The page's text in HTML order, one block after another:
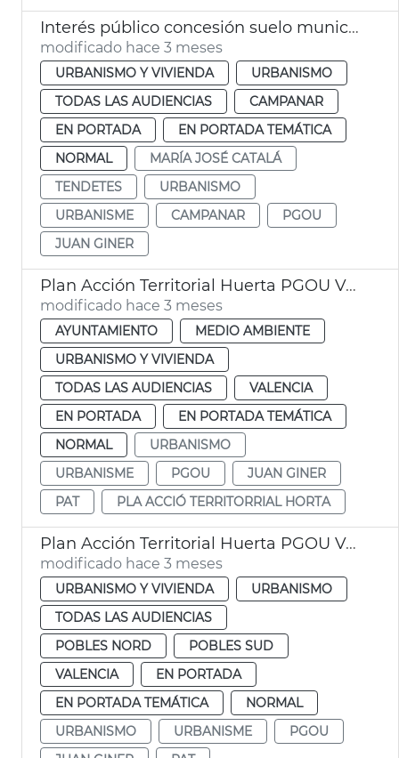
Interés público concesión suelo municipal ampliación IVO
modificado hace 3 meses
URBANISMO Y VIVIENDA
URBANISMO
TODAS LAS AUDIENCIAS
CAMPANAR
EN PORTADA
EN PORTADA TEMÁTICA
NORMAL
MARÍA JOSÉ CATALÁ
TENDETES
URBANISMO
URBANISME
CAMPANAR
PGOU
JUAN GINER
Plan Acción Territorial Huerta PGOU València
modificado hace 3 meses
AYUNTAMIENTO
MEDIO AMBIENTE
URBANISMO Y VIVIENDA
TODAS LAS AUDIENCIAS
VALENCIA
EN PORTADA
EN PORTADA TEMÁTICA
NORMAL
URBANISMO
URBANISME
PGOU
JUAN GINER
PAT
PLA ACCIÓ TERRITORRIAL HORTA
Plan Acción Territorial Huerta PGOU València
modificado hace 3 meses
URBANISMO Y VIVIENDA
URBANISMO
TODAS LAS AUDIENCIAS
POBLES NORD
POBLES SUD
VALENCIA
EN PORTADA
EN PORTADA TEMÁTICA
NORMAL
URBANISMO
URBANISME
PGOU